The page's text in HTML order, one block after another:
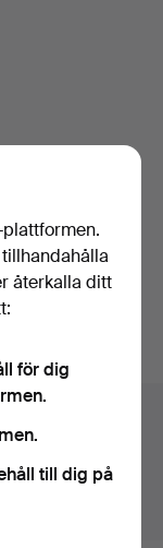
återkalla ditt
för dig
till dig på